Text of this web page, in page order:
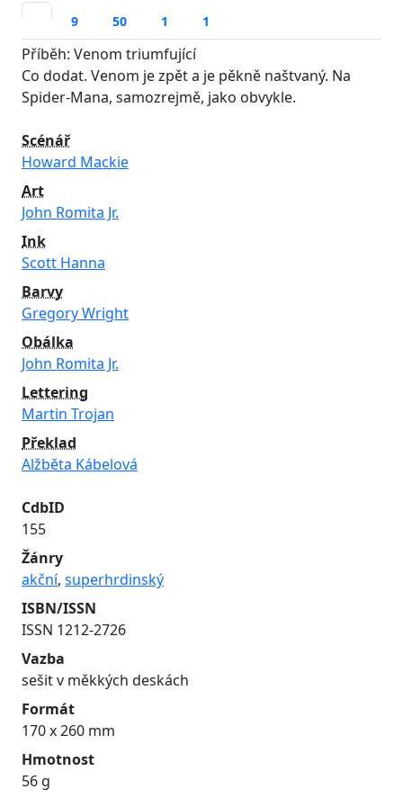
9 50 1 1
Příběh: Venom triumfující
Co dodat. Venom je zpět a je pěkně naštvaný. Na
Spider-Mana, samozrejmě, jako obvykle.
Scénář
Howard Mackie
Art
John Romita Jr.
Ink
Scott Hanna
Barvy
Gregory Wright
Obálka
John Romita Jr.
Lettering
Martin Trojan
Překlad
Alžběta Kábelová
CdbID
155
Žánry
akční, superhrdinský
ISBN/ISSN
ISSN 1212-2726
Vazba
sešit v měkkých deskách
Formát
170 x 260 mm
Hmotnost
56 g